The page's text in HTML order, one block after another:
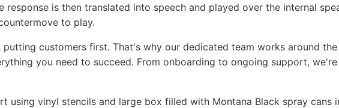
response is then translated into speech and played over the internal
to play.
putting customers first. That's why our dedicated team works around
you need to succeed. From onboarding to ongoing support,
using vinyl stencils and large box filled with Montana Black spray cans